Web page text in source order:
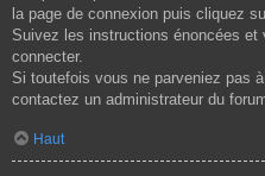
la page de connexion puis cliquez
Suivez les instructions énoncées et
connecter.
Si toutefois vous ne parveniez pas
contactez un administrateur du
Haut